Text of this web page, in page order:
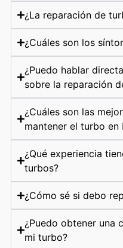
¿La reparación de
¿Cuáles son los
¿Puedo hablar
sobre la reparación
¿Cuáles son las
mantener el turbo en
¿Qué experiencia
turbos?
¿Cómo sé si debo
¿Puedo obtener una
mi turbo?